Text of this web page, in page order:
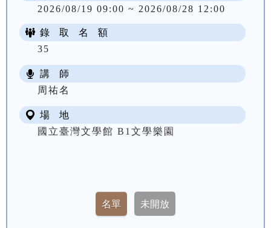
2026/08/19 09:00 ~ 2026/08/28 12:00
錄 取 名 額
35
講 師
周祐名
場 地
國立臺灣文學館 B1文學樂園